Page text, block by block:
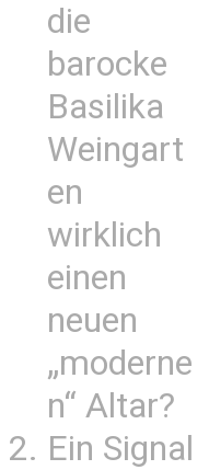
die
barocke
Basilika
Weingart
en
wirklich
einen
neuen
„moderne
n“ Altar?
Ein Signal